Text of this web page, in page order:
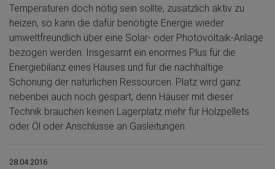
Temperaturen doch nötig sein sollte, zusätzlich aktiv zu
heizen, so kann die dafür benötigte Energie wieder
umweltfreundlich über eine Solar- oder Photovoltaik-Anlage
bezogen werden. Insgesamt ein enormes Plus für die
Energiebilanz eines Hauses und für die nachhaltige
Schonung der natürlichen Ressourcen. Platz wird ganz
nebenbei auch noch gespart, denn Häuser mit dieser
Technik brauchen keinen Lagerplatz mehr für Holzpellets
oder Öl oder Anschlüsse an Gasleitungen.
28.04.2016